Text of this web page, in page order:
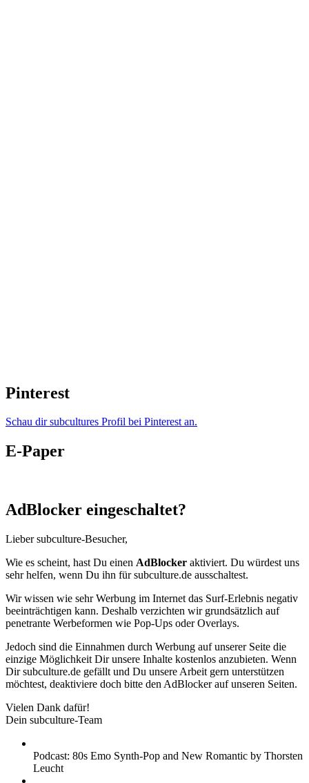
Pinterest
Schau dir subcultures Profil bei Pinterest an.
E-Paper
AdBlocker eingeschaltet?
Lieber subculture-Besucher,
Wie es scheint, hast Du einen AdBlocker aktiviert. Du würdest uns
sehr helfen, wenn Du ihn für subculture.de ausschaltest.
Wir wissen wie sehr Werbung im Internet das Surf-Erlebnis negativ
beeinträchtigen kann. Deshalb verzichten wir grundsätzlich auf
penetrante Werbeformen wie Pop-Ups oder Overlays.
Jedoch sind die Einnahmen durch Werbung auf unserer Seite die
einzige Möglichkeit Dir unsere Inhalte kostenlos anzubieten. Wenn
Dir subculture.de gefällt und Du unsere Arbeit gern unterstützen
möchtest, deaktiviere doch bitte den AdBlocker auf unseren Seiten.
Vielen Dank dafür!
Dein subculture-Team
Podcast: 80s Emo Synth-Pop and New Romantic by Thorsten
Leucht